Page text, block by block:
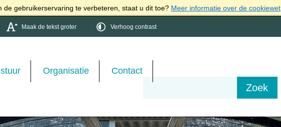
gebruikerservaring te verbeteren, staat u dit toe? Meer informatie over de cookiewet
Maak de tekst groter Verhoog contrast
Organisatie Contact